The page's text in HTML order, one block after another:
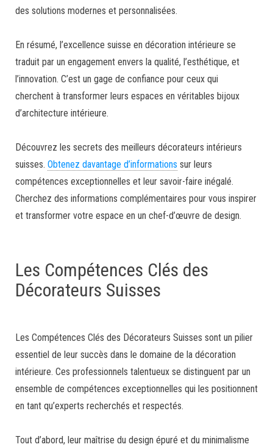
des solutions modernes et personnalisées.
En résumé, l’excellence suisse en décoration intérieure se
traduit par un engagement envers la qualité, l’esthétique, et
l’innovation. C’est un gage de confiance pour ceux qui
cherchent à transformer leurs espaces en véritables bijoux
d’architecture intérieure.
Découvrez les secrets des meilleurs décorateurs intérieurs
suisses. Obtenez davantage d’informations sur leurs
compétences exceptionnelles et leur savoir-faire inégalé.
Cherchez des informations complémentaires pour vous inspirer
et transformer votre espace en un chef-d’œuvre de design.
Les Compétences Clés des
Décorateurs Suisses
Les Compétences Clés des Décorateurs Suisses sont un pilier
essentiel de leur succès dans le domaine de la décoration
intérieure. Ces professionnels talentueux se distinguent par un
ensemble de compétences exceptionnelles qui les positionnent
en tant qu’experts recherchés et respectés.
Tout d’abord, leur maîtrise du design épuré et du minimalisme